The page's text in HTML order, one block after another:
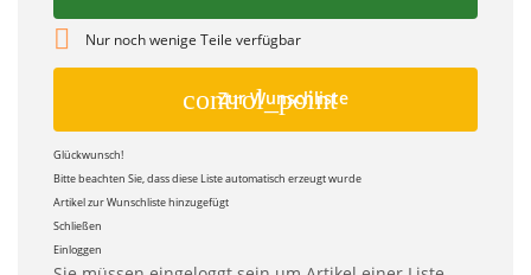

Nur noch wenige Teile verfügbar
control_point
Zur Wunschliste
Glückwunsch!
Bitte beachten Sie, dass diese Liste automatisch erzeugt wurde
Artikel zur Wunschliste hinzugefügt
Schließen
Einloggen